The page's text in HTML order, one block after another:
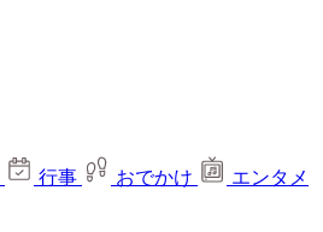
行事 おでかけ
エンタメ